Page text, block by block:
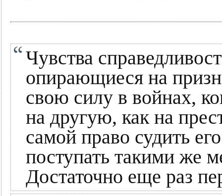
Чувства
опирающиеся на
свою силу в войнах,
на другую, как на
самой право судить
поступать такими же
Достаточно еще раз